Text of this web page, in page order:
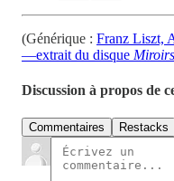
(Générique : Franz Liszt,
—extrait du disque Miroirs
Discussion à propos de
Commentaires Restacks